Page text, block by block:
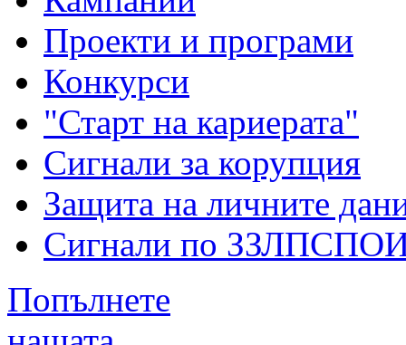
Проекти и програми
Конкурси
"Старт на кариерата"
Сигнали за корупция
Защита на личните
Сигнали по
Попълнете